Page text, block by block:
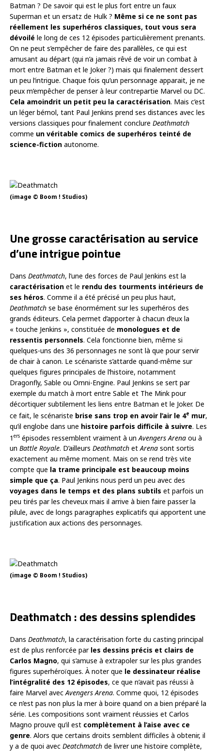
Batman ? De savoir qui est le plus fort entre un faux
Superman et un ersatz de Hulk ? Même si ce ne sont pas
réellement les superhéros classiques, tout vous sera
dévoilé le long de ces 12 épisodes particulièrement prenants.
On ne peut s’empêcher de faire des parallèles, ce qui est
amusant au départ (qui n’a jamais rêvé de voir un combat à
mort entre Batman et le Joker ?) mais qui finalement dessert
un peu l’intrigue. Chaque fois qu’un personnage apparait, je ne
peux m’empêcher de penser à leur contrepartie Marvel ou DC.
Cela amoindrit un petit peu la caractérisation. Mais c’est
un léger bémol, tant Paul Jenkins prend ses distances avec les
versions classiques pour finalement conclure Deathmatch
comme un véritable comics de superhéros teinté de
science-fiction autonome.
(image © Boom ! Studios)
Une grosse caractérisation au service
d’une intrigue pointue
Dans Deathmatch, l’une des forces de Paul Jenkins est la
caractérisation et le rendu des tourments intérieurs de
ses héros. Comme il a été précisé un peu plus haut,
Deathmatch se base énormément sur les superhéros des
grands éditeurs. Cela permet d’apporter à chacun d’eux la
« touche Jenkins », constituée de monologues et de
ressentis personnels. Cela fonctionne bien, même si
quelques-uns des 36 personnages ne sont là que pour servir
de chair à canon. Le scénariste s’attarde quand-même sur
quelques figures principales de l’histoire, notamment
Dragonfly, Sable ou Omni-Engine. Paul Jenkins se sert par
exemple du match à mort entre Sable et The Mink pour
décortiquer subtilement les liens entre Batman et le Joker. De
ce fait, le scénariste brise sans trop en avoir l’air le 4e mur,
qu’il englobe dans une histoire parfois difficile à suivre. Les
1 ers épisodes ressemblent vraiment à un Avengers Arena ou à
un Battle Royale. D’ailleurs Deathmatch etArena sont sortis
exactement au même moment. Mais on se rend très vite
compte que la trame principale est beaucoup moins
simple que ça. Paul Jenkins nous perd un peu avec des
voyages dans le temps et des plans subtils et parfois un
peu tirés par les cheveux mais il arrive à bien faire passer la
pilule, avec de longs paragraphes explicatifs qui apportent une
justification aux actions des personnages.
(image © Boom ! Studios)
Deathmatch : des dessins splendides
Dans Deathmatch, la caractérisation forte du casting principal
est de plus renforcée par les dessins précis et clairs de
Carlos Magno, qui s’amuse à extrapoler sur les plus grandes
figures superhéroïques. À noter que le dessinateur réalise
l’intégralité des 12 épisodes, ce que n’avait pas réussi à
faire Marvel avecAvengers Arena. Comme quoi, 12 épisodes
ce n’est pas non plus la mer à boire quand on a bien préparé la
série. Les compositions sont vraiment réussies et Carlos
Magno prouve qu’il est complètement à l’aise avec ce
genre. Alors que certains droits semblent difficiles à obtenir, il
y a de quoi avec Deatchmatch de livrer une histoire complète,